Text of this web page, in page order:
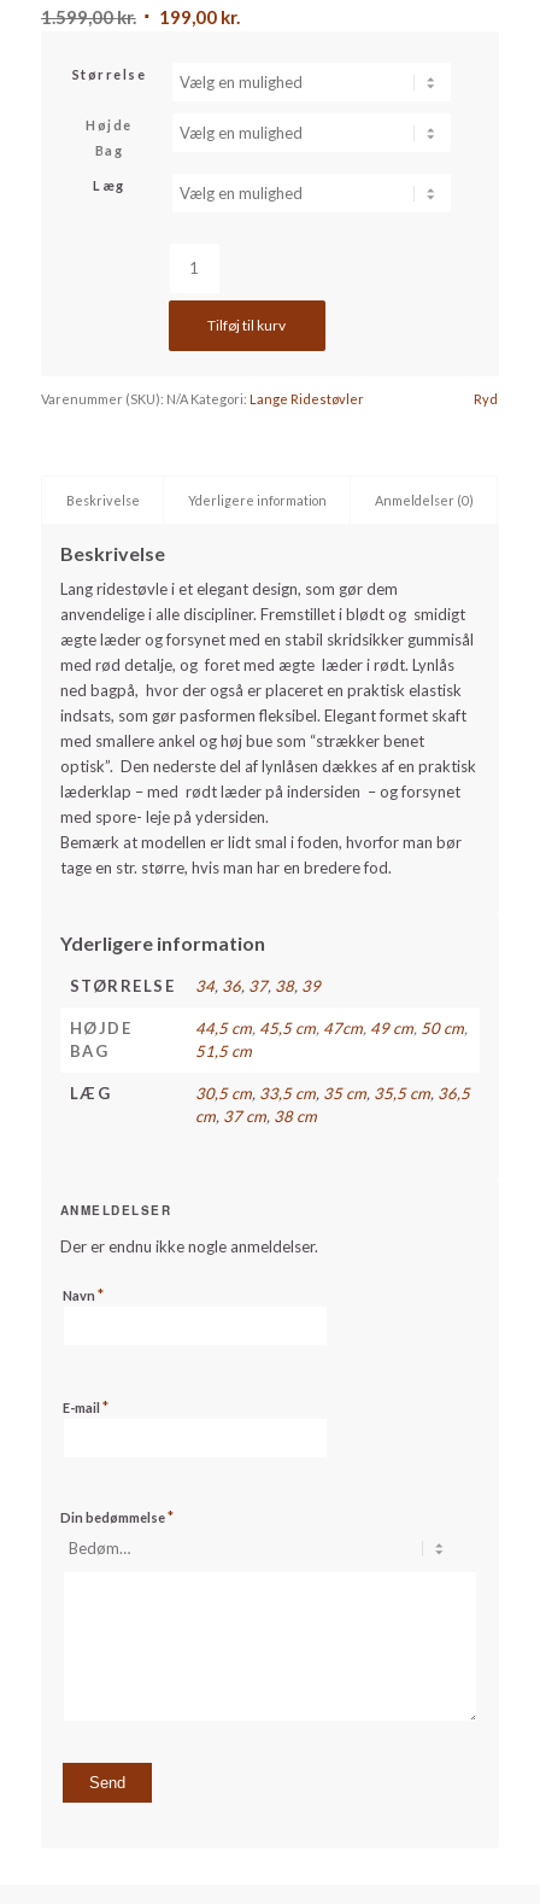
1.599,00kr. Den
pris
1.599,00 kr..
199,00 kr.
pris
199,00 kr..
Størrelse
Højde
Bag
Læg
Ryd
Tilføj til kurv
Varenummer (SKU): N/A Kategori: Lange Ridestøvler
Beskrivelse Yderligere information Anmeldelser (0)
Beskrivelse
Lang ridestøvle i et elegant design, som gør dem
anvendelige i alle discipliner. Fremstillet i blødt og smidigt
ægte læder og forsynet med en stabil skridsikker gummisål
med rød detalje, og foret med ægte læder i rødt. Lynlås
ned bagpå, hvor der også er placeret en praktisk elastisk
indsats, som gør pasformen fleksibel. Elegant formet skaft
med smallere ankel og høj bue som “strækker benet
optisk”. Den nederste del af lynlåsen dækkes af en praktisk
læderklap – med rødt læder på indersiden – og forsynet
med spore- leje på ydersiden.
Bemærk at modellen er lidt smal i foden, hvorfor man bør
tage en str. større, hvis man har en bredere fod.
Yderligere information
STØRRELSE 34, 36, 37, 38, 39
HØJDE
BAG
44,5 cm, 45,5 cm, 47cm, 49 cm, 50 cm,
51,5 cm
LÆG 30,5 cm, 33,5 cm, 35 cm, 35,5 cm, 36,5
cm, 37 cm, 38 cm
ANMELDELSER
Der er endnu ikke nogle anmeldelser.
Navn *
E-mail *
Din bedømmelse*